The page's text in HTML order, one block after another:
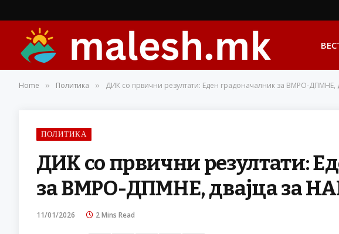
Home » Политика » ДИК со првични резултати: Еден градоначалник за ВМРО-ДПМНЕ,
ПОЛИТИКА
ДИК со првични резултати:
за ВМРО-ДПМНЕ, двајца за
11/01/2026 2 Mins Read